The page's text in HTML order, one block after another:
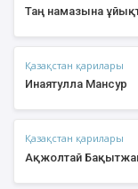
Таң намазына
Қазақстан қарилары
Инаятулла Мансур
Қазақстан қарилары
Ақжолтай